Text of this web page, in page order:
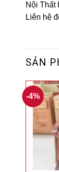
Nội Thất
Liên hệ
SẢN
-4%